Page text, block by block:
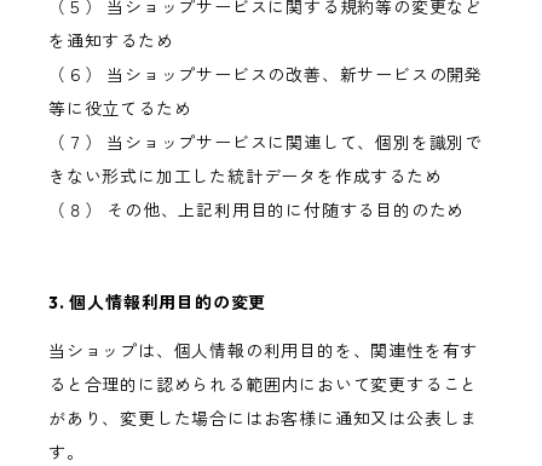
（５） 当ショップサービスに関する規約等の変更など
を通知するため
（６） 当ショップサービスの改善、新サービスの開発
等に役立てるため
（７） 当ショップサービスに関連して、個別を識別で
きない形式に加工した統計データを作成するため
（８） その他、上記利用目的に付随する目的のため
3. 個人情報利用目的の変更
当ショップは、個人情報の利用目的を、関連性を有す
ると合理的に認められる範囲内において変更すること
があり、変更した場合にはお客様に通知又は公表しま
す。